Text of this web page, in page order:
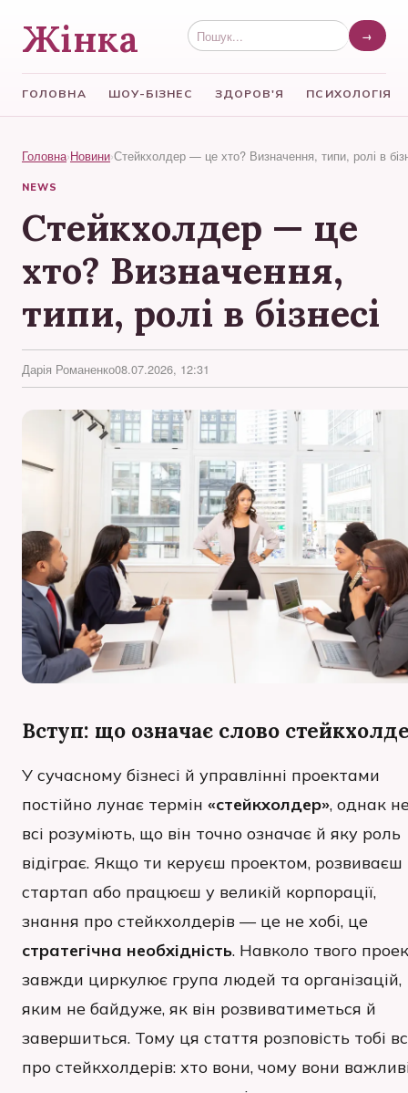
Жінка →
ГОЛОВНА ШОУ-БІЗНЕС ЗДОРОВ'Я ПСИХОЛОГІЯ
Головна›Новини›Стейкхолдер — це хто? Визначення, типи, ролі в
NEWS
Стейкхолдер — це
хто? Визначення,
типи, ролі в бізнесі
Дарія Романенко08.07.2026, 12:31
Вступ: що означає слово
У сучасному бізнесі й управлінні проектами
постійно лунає термін «стейкхолдер», однак
всі розуміють, що він точно означає й яку роль
відіграє. Якщо ти керуєш проектом, розвиваєш
стартап або працюєш у великій корпорації,
знання про стейкхолдерів — це не хобі, це
стратегічна необхідність. Навколо твого
завжди циркулює група людей та організацій,
яким не байдуже, як він розвиватиметься й
завершиться. Тому ця стаття розповість тобі
про стейкхолдерів: хто вони, чому вони